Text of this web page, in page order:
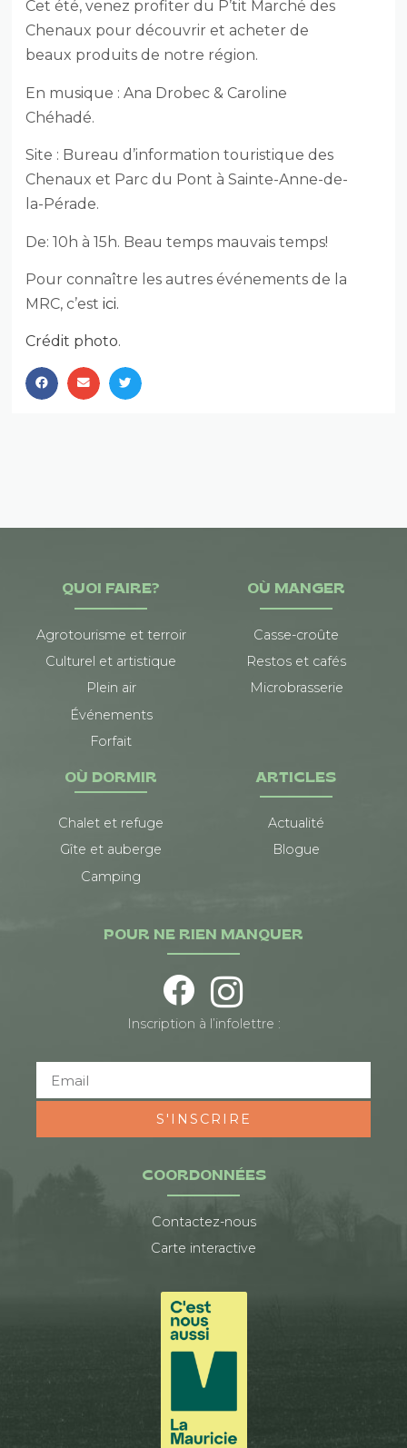
Cet été, venez profiter du P’tit Marché des
Chenaux pour découvrir et acheter de
beaux produits de notre région.
En musique : Ana Drobec & Caroline
Chéhadé.
Site : Bureau d’information touristique des
Chenaux et Parc du Pont à Sainte-Anne-de-
la-Pérade.
De: 10h à 15h. Beau temps mauvais temps!
Pour connaître les autres événements de la
MRC, c’estici.
Crédit photo.
QUOI FAIRE?
Agrotourisme et terroir
Culturel et artistique
Plein air
Événements
Forfait
OÙ MANGER
Casse-croûte
Restos et cafés
Microbrasserie
OÙ DORMIR
Chalet et refuge
Gîte et auberge
Camping
ARTICLES
Actualité
Blogue
COORDONNÉES
Contactez-nous
Carte interactive
POUR NE RIEN MANQUER
Inscription à l’infolettre :
S'INSCRIRE